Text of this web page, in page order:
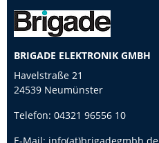
BRIGADE ELEKTRONIK GMBH
Havelstraße 21
24539 Neumünster
Telefon: 04321 96556 10